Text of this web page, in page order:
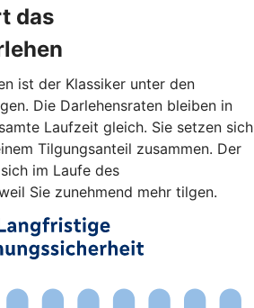
das
ist der Klassiker unter den
Die Darlehensraten bleiben in
Laufzeit gleich. Sie setzen sich
Tilgungsanteil zusammen. Der
im Laufe des
Sie zunehmend mehr tilgen.